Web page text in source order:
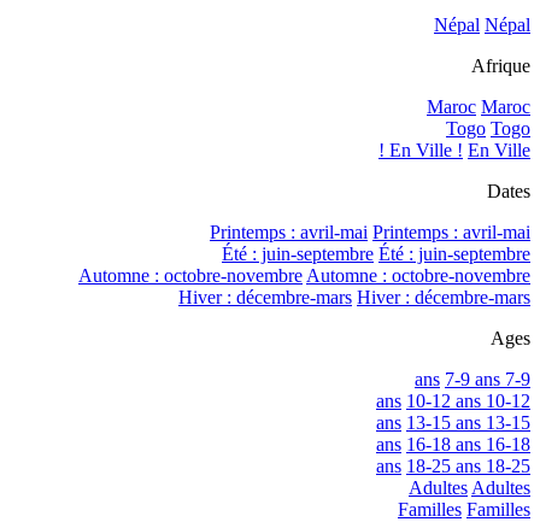
Népal Népal
Afrique
Maroc Maroc
Togo Togo
En Ville ! En Ville !
Dates
Printemps : avril-mai Printemps : avril-mai
Été : juin-septembre Été : juin-septembre
Automne : octobre-novembreAutomne : octobre-novembre
Hiver : décembre-mars Hiver : décembre-mars
Ages
7-9 ans
7-9 ans
10-12 ans
10-12 ans
13-15 ans
13-15 ans
16-18 ans
16-18 ans
18-25 ans
18-25 ans
AdultesAdultes
Familles Familles